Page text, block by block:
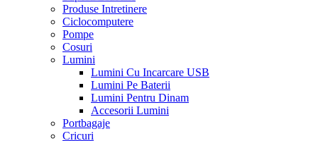
Produse Intretinere
Ciclocomputere
Pompe
Cosuri
Lumini
Lumini Cu Incarcare USB
Lumini Pe Baterii
Lumini Pentru Dinam
Accesorii Lumini
Portbagaje
Cricuri